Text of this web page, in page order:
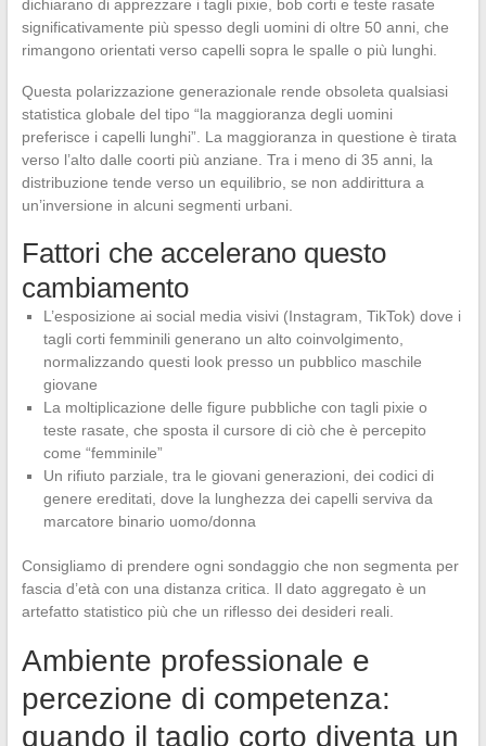
dichiarano di apprezzare i tagli pixie, bob corti e teste rasate
significativamente più spesso degli uomini di oltre 50 anni, che
rimangono orientati verso capelli sopra le spalle o più lunghi.
Questa polarizzazione generazionale rende obsoleta qualsiasi
statistica globale del tipo “la maggioranza degli uomini
preferisce i capelli lunghi”. La maggioranza in questione è tirata
verso l’alto dalle coorti più anziane. Tra i meno di 35 anni, la
distribuzione tende verso un equilibrio, se non addirittura a
un’inversione in alcuni segmenti urbani.
Fattori che accelerano questo
cambiamento
L’esposizione ai social media visivi (Instagram, TikTok) dove i
tagli corti femminili generano un alto coinvolgimento,
normalizzando questi look presso un pubblico maschile
giovane
La moltiplicazione delle figure pubbliche con tagli pixie o
teste rasate, che sposta il cursore di ciò che è percepito
come “femminile”
Un rifiuto parziale, tra le giovani generazioni, dei codici di
genere ereditati, dove la lunghezza dei capelli serviva da
marcatore binario uomo/donna
Consigliamo di prendere ogni sondaggio che non segmenta per
fascia d’età con una distanza critica. Il dato aggregato è un
artefatto statistico più che un riflesso dei desideri reali.
Ambiente professionale e
percezione di competenza:
quando il taglio corto diventa un